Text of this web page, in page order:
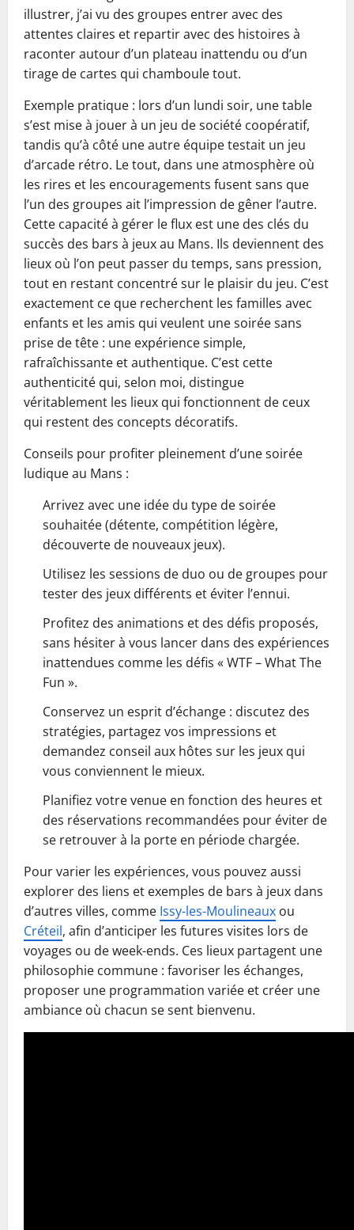
illustrer, j’ai vu des groupes entrer avec des
attentes claires et repartir avec des histoires à
raconter autour d’un plateau inattendu ou d’un
tirage de cartes qui chamboule tout.
Exemple pratique : lors d’un lundi soir, une table
s’est mise à jouer à un jeu de société coopératif,
tandis qu’à côté une autre équipe testait un jeu
d’arcade rétro. Le tout, dans une atmosphère où
les rires et les encouragements fusent sans que
l’un des groupes ait l’impression de gêner l’autre.
Cette capacité à gérer le flux est une des clés du
succès des bars à jeux au Mans. Ils deviennent des
lieux où l’on peut passer du temps, sans pression,
tout en restant concentré sur le plaisir du jeu. C’est
exactement ce que recherchent les familles avec
enfants et les amis qui veulent une soirée sans
prise de tête : une expérience simple,
rafraîchissante et authentique. C’est cette
authenticité qui, selon moi, distingue
véritablement les lieux qui fonctionnent de ceux
qui restent des concepts décoratifs.
Conseils pour profiter pleinement d’une soirée
ludique au Mans :
Arrivez avec une idée du type de soirée
souhaitée (détente, compétition légère,
découverte de nouveaux jeux).
Utilisez les sessions de duo ou de groupes pour
tester des jeux différents et éviter l’ennui.
Profitez des animations et des défis proposés,
sans hésiter à vous lancer dans des expériences
inattendues comme les défis « WTF – What The
Fun ».
Conservez un esprit d’échange : discutez des
stratégies, partagez vos impressions et
demandez conseil aux hôtes sur les jeux qui
vous conviennent le mieux.
Planifiez votre venue en fonction des heures et
des réservations recommandées pour éviter de
se retrouver à la porte en période chargée.
Pour varier les expériences, vous pouvez aussi
explorer des liens et exemples de bars à jeux dans
d’autres villes, comme Issy-les-Moulineaux ou
Créteil, afin d’anticiper les futures visites lors de
voyages ou de week-ends. Ces lieux partagent une
philosophie commune : favoriser les échanges,
proposer une programmation variée et créer une
ambiance où chacun se sent bienvenu.